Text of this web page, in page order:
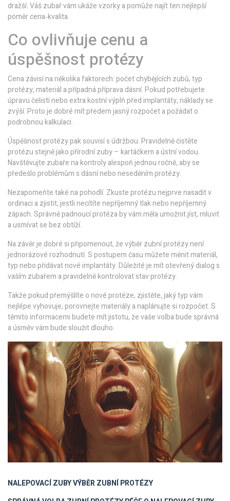
dražší. Váš zubař vám ukáže vzorky a pomůže najít ten nejlepší
poměr cena‑kvalita.
Co ovlivňuje cenu a
úspěšnost protézy
Cena závisí na několika faktorech: počet chybějících zubů, typ
protézy, materiál a případná příprava dásní. Pokud potřebujete
úpravu čelistí nebo extra kostní výplň před implantáty, náklady se
zvýší. Proto je dobré mít předem jasný rozpočet a požádat o
podrobnou kalkulaci.
Úspěšnost protézy pak souvisí s údržbou. Pravidelně čistěte
protézu stejně jako přírodní zuby – kartáčkem a ústní vodou.
Navštěvujte zubaře na kontroly alespoň jednou ročně, aby se
předešlo problémům s dásní nebo neseděním protézy.
Nezapomeňte také na pohodlí. Zkuste protézu nejprve nasadit v
ordinaci a zjistit, jestli necítíte nepříjemný tlak nebo nepříjemný
zápach. Správně padnoucí protéza by vám měla umožnit jíst, mluvit
a usmívat se bez obtíží.
Na závěr je dobré si připomenout, že výběr zubní protézy není
jednorázové rozhodnutí. S postupem času můžete měnit materiál,
typ nebo přidávat nové implantáty. Důležité je mít otevřený dialog s
vaším zubařem a pravidelně kontrolovat stav protézy.
Takže pokud přemýšlíte o nové protéze, zjistěte, jaký typ vám
nejlépe vyhovuje, porovnejte materiály a naplánujte si rozpočet. S
těmito informacemi budete mít jistotu, že vaše volba bude správná
a úsměv vám bude sloužit dlouho.
NALEPOVACÍ ZUBYVÝBĚR ZUBNÍ PROTÉZY